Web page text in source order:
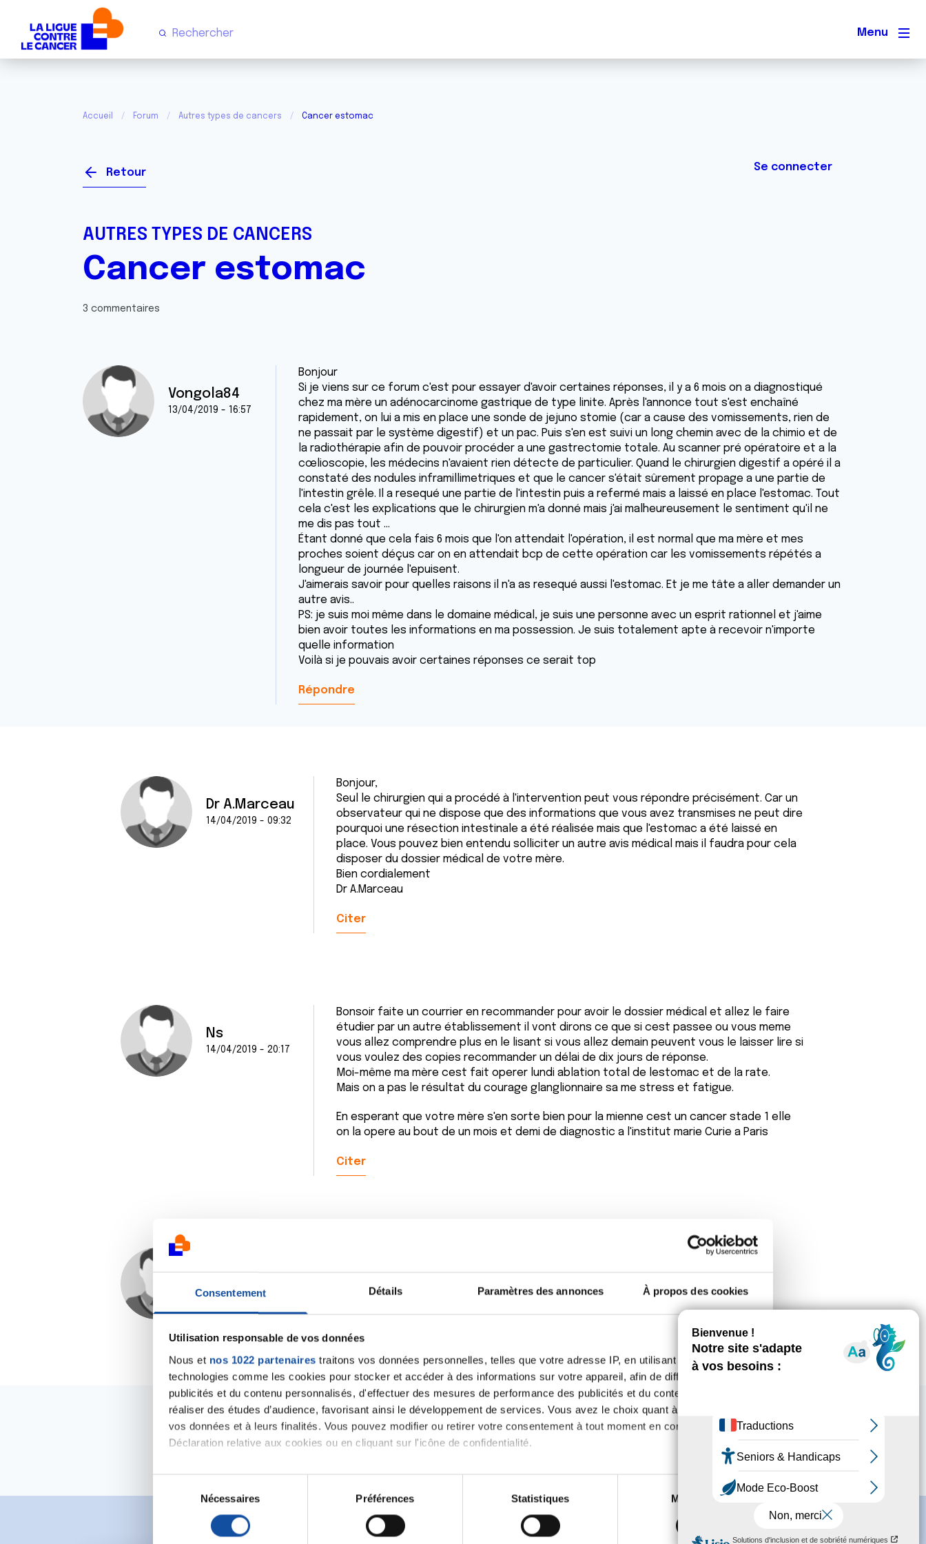
Consentement Détails Paramètres des annonces À propos des cookies
Utilisation responsable de vos données
Nous et nos 1022 partenaires traitons vos données personnelles, telles que votre adresse IP, en utilisant des
technologies comme les cookies pour stocker et accéder à des informations sur votre appareil, afin de diffuser des
publicités et du contenu personnalisés, d'effectuer des mesures de performance des publicités et du contenu, ainsi que de
réaliser des études d’audience, favorisant ainsi le développement de services. Vous avez le choix quant à l'utilisation de
vos données et à leurs finalités. Vous pouvez modifier ou retirer votre consentement à tout moment en consultant la
Déclaration relative aux cookies ou en cliquant sur l'icône de confidentialité.
Si vous le permettez, nous aimerions également :
Collecter des informations sur votre localisation géographique qui peuvent être précises à plusieurs mètres près
digitales).
é
Nécessaires Préférences Statistiques Marketing
Menu
Accueil Forum Autres types de cancers Cancer estomac
Retour Se connecter
AUTRES TYPES DE CANCERS
Cancer estomac
3 commentaires
Vongola84
13/04/2019 - 16:57
Bonjour
Si je viens sur ce forum c'est pour essayer d'avoir certaines réponses, il y a 6 mois on a diagnostiqué
chez ma mère un adénocarcinome gastrique de type linite. Après l'annonce tout s'est enchaîné
rapidement, on lui a mis en place une sonde de jejuno stomie (car a cause des vomissements, rien de
ne passait par le système digestif) et un pac. Puis s'en est suivi un long chemin avec de la chimio et de
la radiothérapie afin de pouvoir procéder a une gastrectomie totale. Au scanner pré opératoire et a la
cœlioscopie, les médecins n'avaient rien détecte de particulier. Quand le chirurgien digestif a opéré il a
constaté des nodules inframillimetriques et que le cancer s'était sûrement propage a une partie de
l'intestin grêle. Il a resequé une partie de l'intestin puis a refermé mais a laissé en place l'estomac. Tout
cela c'est les explications que le chirurgien m'a donné mais j'ai malheureusement le sentiment qu'il ne
me dis pas tout ...
Étant donné que cela fais 6 mois que l'on attendait l'opération, il est normal que ma mère et mes
proches soient déçus car on en attendait bcp de cette opération car les vomissements répétés a
longueur de journée l'epuisent.
J'aimerais savoir pour quelles raisons il n'a as resequé aussi l'estomac. Et je me tâte a aller demander un
autre avis..
PS: je suis moi même dans le domaine médical, je suis une personne avec un esprit rationnel et j'aime
bien avoir toutes les informations en ma possession. Je suis totalement apte à recevoir n'importe
quelle information
Voilà si je pouvais avoir certaines réponses ce serait top
Répondre
Dr A.Marceau
14/04/2019 - 09:32
Bonjour,
Seul le chirurgien qui a procédé à l'intervention peut vous répondre précisément. Car un
observateur qui ne dispose que des informations que vous avez transmises ne peut dire
pourquoi une résection intestinale a été réalisée mais que l'estomac a été laissé en
place. Vous pouvez bien entendu solliciter un autre avis médical mais il faudra pour cela
disposer du dossier médical de votre mère.
Bien cordialement
Dr A.Marceau
Citer
Ns
14/04/2019 - 20:17
Bonsoir faite un courrier en recommander pour avoir le dossier médical et allez le faire
étudier par un autre établissement il vont dirons ce que si cest passee ou vous meme
vous allez comprendre plus en le lisant si vous allez demain peuvent vous le laisser lire si
vous voulez des copies recommander un délai de dix jours de réponse.
Moi-même ma mère cest fait operer lundi ablation total de lestomac et de la rate.
Mais on a pas le résultat du courage glanglionnaire sa me stress et fatigue.
En esperant que votre mère s'en sorte bien pour la mienne cest un cancer stade 1 elle
on la opere au bout de un mois et demi de diagnostic a l'institut marie Curie a Paris
Citer
Ns
14/04/2019 - 20:18